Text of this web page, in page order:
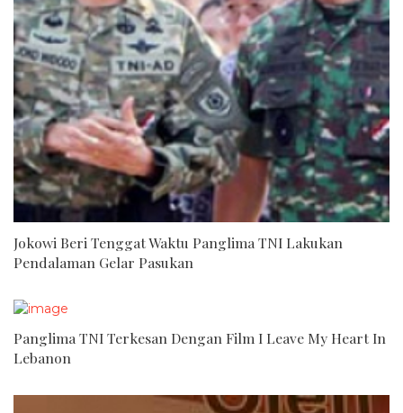
Jokowi Beri Tenggat Waktu Panglima TNI Lakukan
Pendalaman Gelar Pasukan
Panglima TNI Terkesan Dengan Film I Leave My Heart In
Lebanon